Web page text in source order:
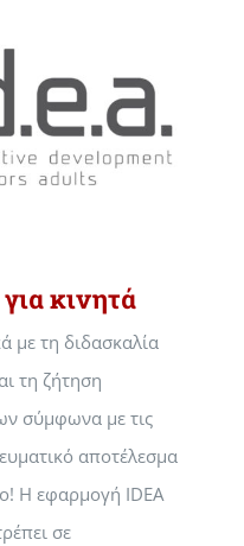
κινητά
με τη διδασκαλία
τη ζήτηση
σύμφωνα με τις
αποτέλεσμα
Η εφαρμογή IDEA
σε